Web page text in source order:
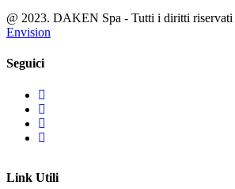
@ 2023. DAKEN Spa - Tutti i diritti riservati
Envision
Seguici
Link Utili